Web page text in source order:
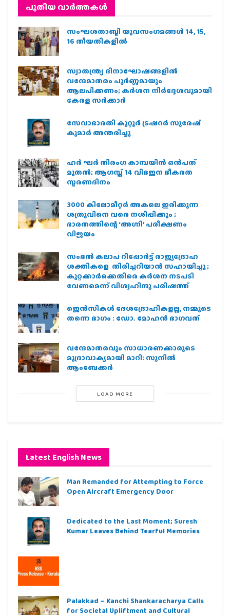
പുതിയ വാര്‍ത്തകള്‍
സംഘശതാബ്ദി യുവസംഗമങ്ങള്‍ 14, 15,
16 തീയതികളില്‍
സ്വാതന്ത്ര്യ ദിനാഘോഷങ്ങളിൽ
വന്ദേമാതരം പൂർണ്ണമായും
ആലപിക്കണം; കർശന നിർദ്ദേശവുമായി
കേരള സർക്കാർ
സേവാഭാരതി കുറ്റൂർ ട്രഷറർ സുരേഷ്
കുമാർ അന്തരിച്ചു
ഹര്‍ ഘര്‍ തിരംഗ കാമ്പയിന്‍ ഒന്‍പത്
മുതല്‍; ആഗസ്ത് 14 വിഭജന ഭീകരത
സ്മരണദിനം
3000 കിലോമീറ്റർ അകലെ ഇരിക്കുന്ന
ശത്രുവിനെ വരെ നശിപ്പിക്കും ;
ഭാരതത്തിന്റെ ‘അഗ്നി’ പരീക്ഷണം
വിജയം
സംഭൽ കലാപ റിപ്പോർട്ട് രാജ്യദ്രോഹ
ശക്തികളെ തിരിച്ചറിയാൻ സഹായിച്ചു ;
കുറ്റക്കാർക്കെതിരെ കർശന നടപടി
വേണമെന്ന് വിശ്വഹിന്ദു പരിഷത്ത്
ജെന്‍സികള്‍ ദേശദ്രോഹികളല്ല, നമ്മുടെ
തന്നെ ഭാഗം : ഡോ. മോഹന്‍ ഭാഗവത്
വന്ദേമാതരവും സാധാരണക്കാരുടെ
മുദ്രാവാക്യമായി മാറി: സുനിൽ
ആംബേക്കർ
LOAD MORE
Latest English News
Man Remanded for Attempting to Force
Open Aircraft Emergency Door
Dedicated to the Last Moment; Suresh
Kumar Leaves Behind Tearful Memories
Palakkad – Kanchi Shankaracharya Calls
for Societal Upliftment and Cultural